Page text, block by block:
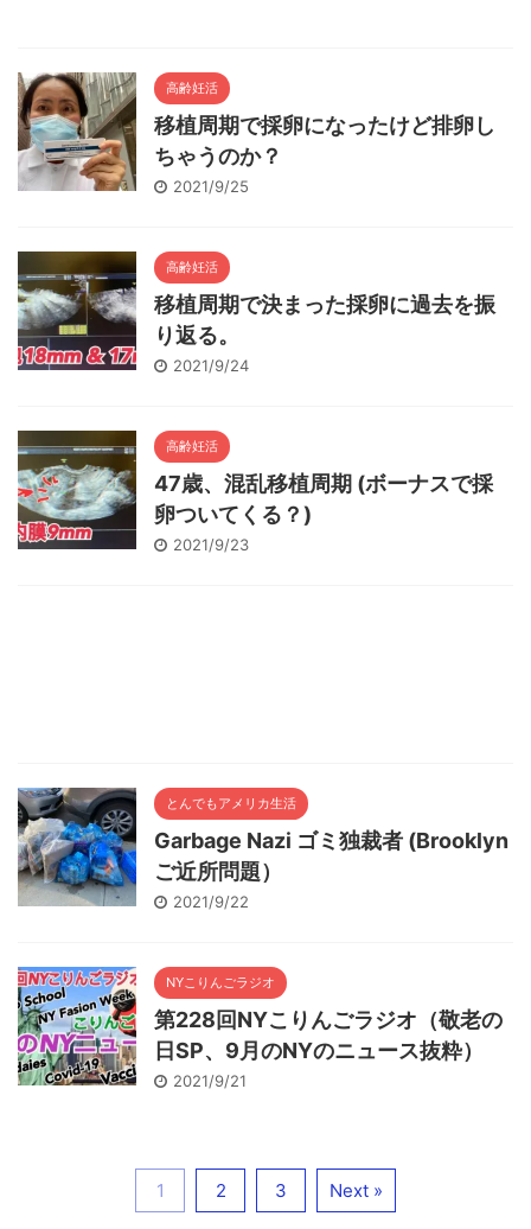
高齢妊活
移植周期で採卵になったけど排卵し
ちゃうのか？
2021/9/25
高齢妊活
移植周期で決まった採卵に過去を振
り返る。
2021/9/24
高齢妊活
47歳、混乱移植周期 (ボーナスで採
卵ついてくる？)
2021/9/23
とんでもアメリカ生活
Garbage Nazi ゴミ独裁者 (Brooklyn
ご近所問題）
2021/9/22
NYこりんごラジオ
第228回NYこりんごラジオ（敬老の
日SP、9月のNYのニュース抜粋）
2021/9/21
1 2 3 Next »